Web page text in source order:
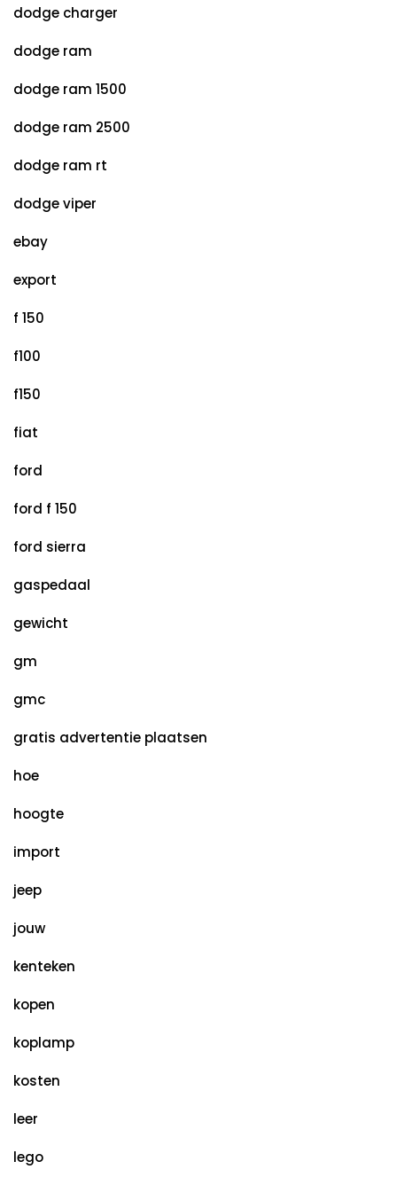
dodge charger
dodge ram
dodge ram 1500
dodge ram 2500
dodge ram rt
dodge viper
ebay
export
f 150
f100
f150
fiat
ford
ford f 150
ford sierra
gaspedaal
gewicht
gm
gmc
gratis advertentie plaatsen
hoe
hoogte
import
jeep
jouw
kenteken
kopen
koplamp
kosten
leer
lego